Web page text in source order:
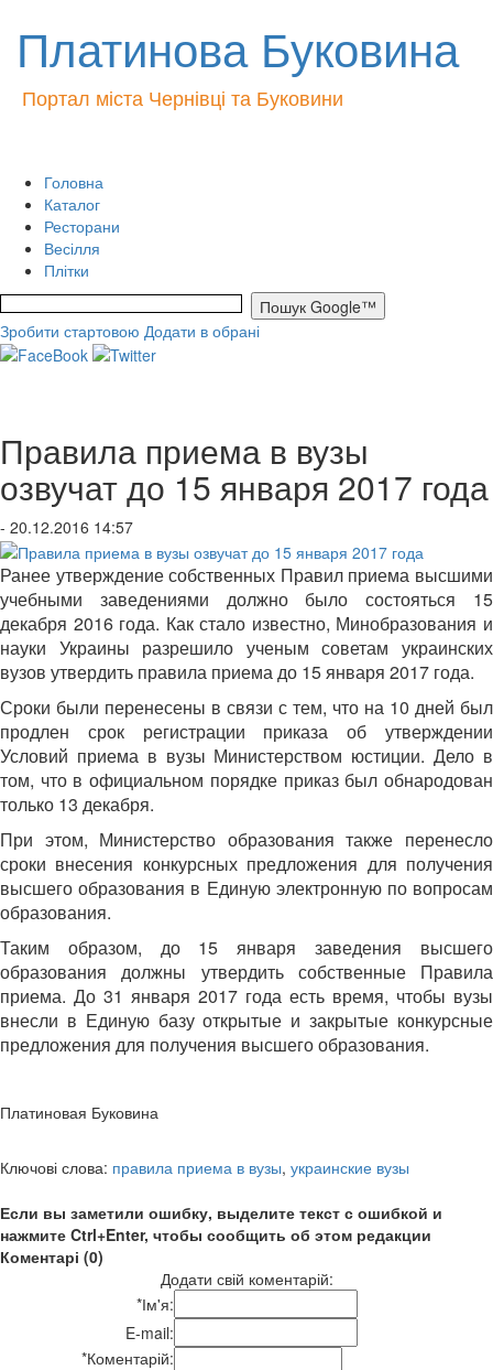
Платинова Буковина
Портал міста Чернівці та Буковини
Головна
Каталог
Ресторани
Весілля
Плітки
Зробити стартовою Додати в обрані
Правила приема в вузы
озвучат до 15 января 2017 года
- 20.12.2016 14:57
Ранее утверждение собственных Правил приема высшими
учебными заведениями должно было состояться 15
декабря 2016 года. Как стало известно, Минобразования и
науки Украины разрешило ученым советам украинских
вузов утвердить правила приема до 15 января 2017 года.
Сроки были перенесены в связи с тем, что на 10 дней был
продлен срок регистрации приказа об утверждении
Условий приема в вузы Министерством юстиции. Дело в
том, что в официальном порядке приказ был обнародован
только 13 декабря.
При этом, Министерство образования также перенесло
сроки внесения конкурсных предложения для получения
высшего образования в Единую электронную по вопросам
образования.
Таким образом, до 15 января заведения высшего
образования должны утвердить собственные Правила
приема. До 31 января 2017 года есть время, чтобы вузы
внесли в Единую базу открытые и закрытые конкурсные
предложения для получения высшего образования.
Платиновая Буковина
Ключові слова: правила приема в вузы, украинские вузы
Если вы заметили ошибку, выделите текст с ошибкой и
нажмите Ctrl+Enter, чтобы сообщить об этом редакции
Коментарі (0)
Додати свій коментарій:
*Ім'я:
E-mail:
*Коментарій: